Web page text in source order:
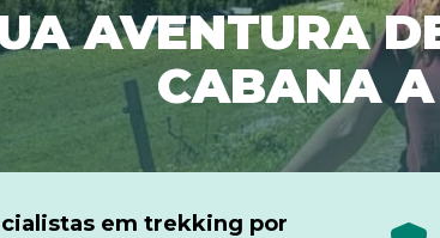
AVENTURA
CABANA
em trekking por